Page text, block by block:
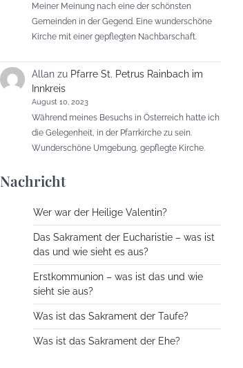
Meiner Meinung nach eine der schönsten
Gemeinden in der Gegend. Eine wunderschöne
Kirche mit einer gepflegten Nachbarschaft.
Allan zu Pfarre St. Petrus Rainbach im
Innkreis
August 10, 2023
Während meines Besuchs in Österreich hatte ich
die Gelegenheit, in der Pfarrkirche zu sein.
Wunderschöne Umgebung, gepflegte Kirche.
Nachricht
Wer war der Heilige Valentin?
Das Sakrament der Eucharistie – was ist
das und wie sieht es aus?
Erstkommunion – was ist das und wie
sieht sie aus?
Was ist das Sakrament der Taufe?
Was ist das Sakrament der Ehe?